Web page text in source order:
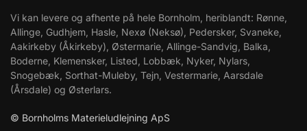
Vi kan levere og afhente på hele Bornholm, heriblandt: Rønne,
Allinge, Gudhjem, Hasle, Nexø (Neksø), Pedersker, Svaneke,
Aakirkeby (Åkirkeby), Østermarie, Allinge-Sandvig, Balka,
Boderne, Klemensker, Listed, Lobbæk, Nyker, Nylars,
Snogebæk, Sorthat-Muleby, Tejn, Vestermarie, Aarsdale
(Årsdale) og Østerlars.
© Bornholms Materieludlejning ApS